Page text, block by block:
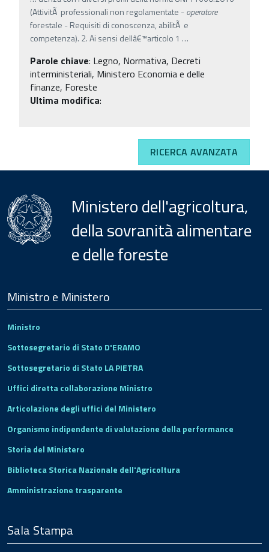
(AttivitÃ professionali non regolamentate -operatore
forestale - Requisiti di conoscenza, abilitÃ e
competenza). 2. Ai sensi dellâ€™articolo 1 …
Parole chiave: Legno, Normativa, Decreti
interministeriali, Ministero Economia e delle
finanze, Foreste
Ultima modifica:
RICERCA AVANZATA
Ministero dell'agricoltura,
della sovranità alimentare
e delle foreste
Footer
Ministro e Ministero
Ministro
Sottosegretario di Stato D'ERAMO
Sottosegretario di Stato LA PIETRA
Uffici diretta collaborazione Ministro
Articolazione degli uffici del Ministero
Organismo indipendente di valutazione della performance
Storia del Ministero
Biblioteca Storica Nazionale dell'Agricoltura
Amministrazione trasparente
Sala Stampa